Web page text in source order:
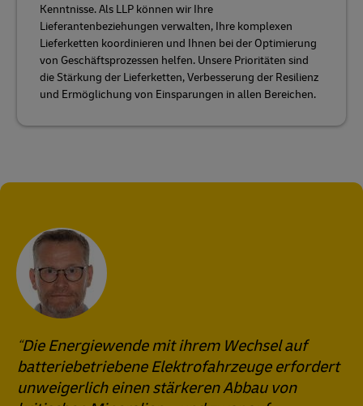
Kenntnisse. Als LLP können wir Ihre
Lieferantenbeziehungen verwalten, Ihre komplexen
Lieferketten koordinieren und Ihnen bei der Optimierung
von Geschäftsprozessen helfen. Unsere Prioritäten sind
die Stärkung der Lieferketten, Verbesserung der Resilienz
und Ermöglichung von Einsparungen in allen Bereichen.
Die Energiewende mit ihrem Wechsel auf
batteriebetriebene Elektrofahrzeuge erfordert
unweigerlich einen stärkeren Abbau von